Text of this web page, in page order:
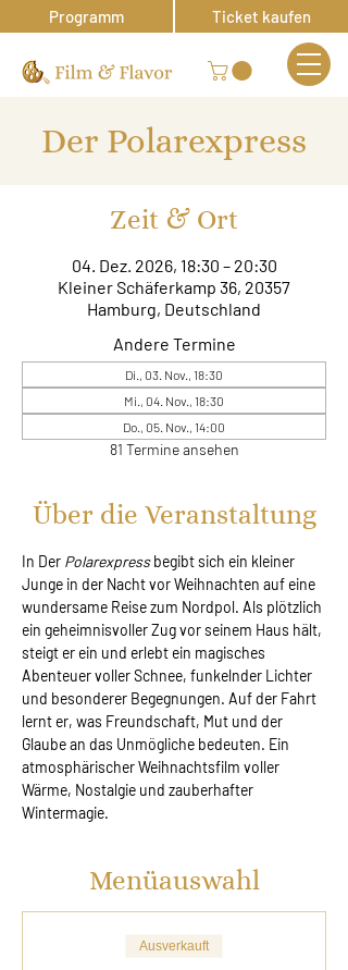
Programm Ticket kaufen
Der Polarexpress
Zeit & Ort
04. Dez. 2026, 18:30 – 20:30
Kleiner Schäferkamp 36, 20357
Hamburg, Deutschland
Andere Termine
Di., 03. Nov., 18:30
Mi., 04. Nov., 18:30
Do., 05. Nov., 14:00
81 Termine ansehen
Über die Veranstaltung
In Der Polarexpress begibt sich ein kleiner
Junge in der Nacht vor Weihnachten auf eine
wundersame Reise zum Nordpol. Als plötzlich
ein geheimnisvoller Zug vor seinem Haus hält,
steigt er ein und erlebt ein magisches
Abenteuer voller Schnee, funkelnder Lichter
und besonderer Begegnungen. Auf der Fahrt
lernt er, was Freundschaft, Mut und der
Glaube an das Unmögliche bedeuten. Ein
atmosphärischer Weihnachtsfilm voller
Wärme, Nostalgie und zauberhafter
Wintermagie.
Menüauswahl
Ausverkauft